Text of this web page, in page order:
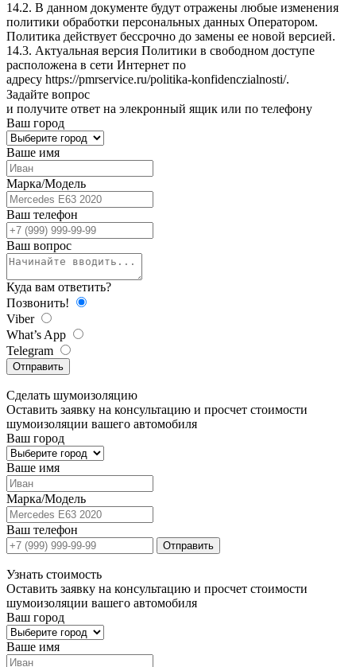
14.2. В данном документе будут отражены любые изменения
политики обработки персональных данных Оператором.
Политика действует бессрочно до замены ее новой версией.
14.3. Актуальная версия Политики в свободном доступе
расположена в сети Интернет по
адресу https://pmrservice.ru/politika-konfidenczialnosti/.
Задайте вопрос
и получите ответ на элекронный ящик или по телефону
Ваш город
Ваше имя
Марка/Модель
Ваш телефон
Ваш вопрос
Куда вам ответить?
Позвонить!
Viber
What’s App
Telegram
Отправить
Сделать шумоизоляцию
Оставить заявку на консультацию и просчет стоимости
шумоизоляции вашего автомобиля
Ваш город
Ваше имя
Марка/Модель
Ваш телефон
Отправить
Узнать стоимость
Оставить заявку на консультацию и просчет стоимости
шумоизоляции вашего автомобиля
Ваш город
Ваше имя